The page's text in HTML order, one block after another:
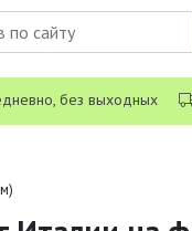
без выходных